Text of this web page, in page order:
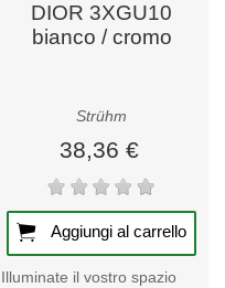
DIOR 3XGU10
bianco / cromo
Strühm
38,36 €
Aggiungi al carrello
Illuminate il vostro spazio